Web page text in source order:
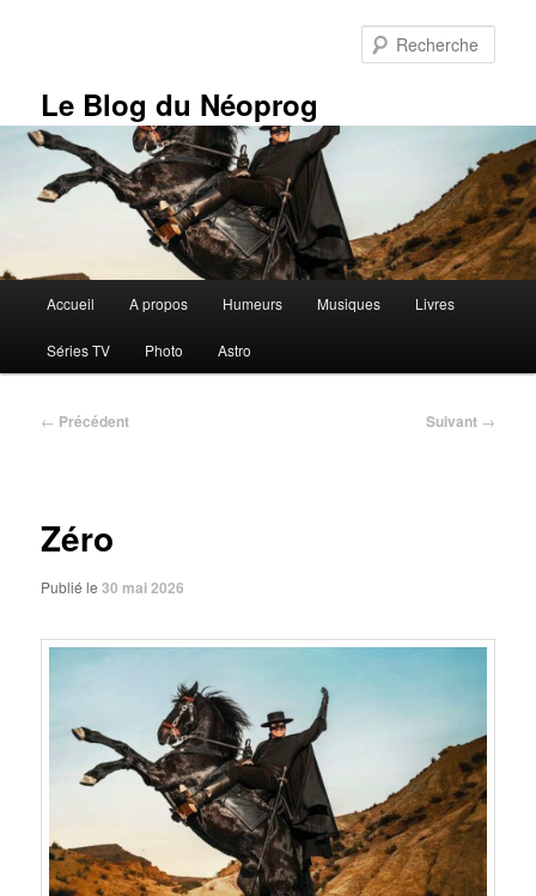
Le Blog du Néoprog
principal
Accueil A propos Humeurs Musiques Livres
Séries TV Photo Astro
Navigation
← Précédent Suivant →
Zéro
Publié le30 mai 2026